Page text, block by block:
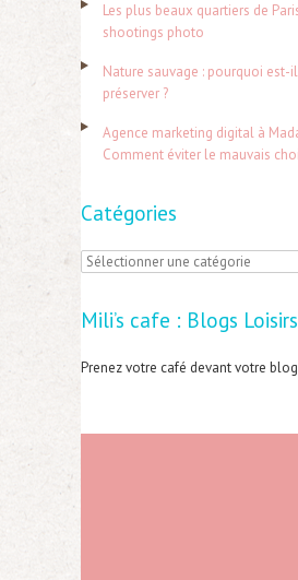
r
:
Les plus beaux quartiers de
shootings photo
Nature sauvage : pourquoi est-
préserver ?
Agence marketing digital à
Comment éviter le mauvais
Catégories
C
t
é
o
Mili’s cafe : Blogs Loisirs
Prenez votre café devant votre